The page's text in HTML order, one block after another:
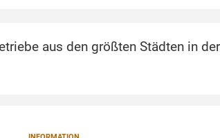
aus den größten Städten in